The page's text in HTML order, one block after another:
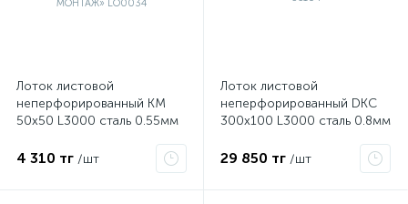
Лоток листовой
неперфорированный КМ
50х50 L3000 сталь 0.55мм
МОНТАЖ» LO0034
4 310 тг /шт
Лоток листовой
неперфорированный DKC
300х100 L3000 сталь 0.8мм
29 850 тг /шт